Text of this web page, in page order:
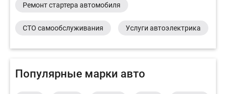
Ремонт стартера автомобиля
СТО самообслуживания Услуги автоэлектрика
Популярные марки авто